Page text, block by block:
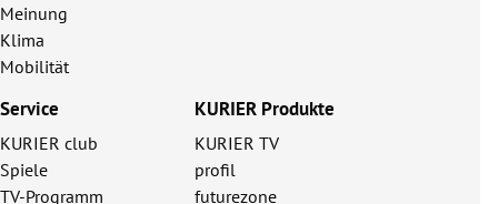
Meinung
Klima
Mobilität
Service
KURIER club
Spiele
TV-Programm
KURIER Produkte
KURIER TV
profil
futurezone